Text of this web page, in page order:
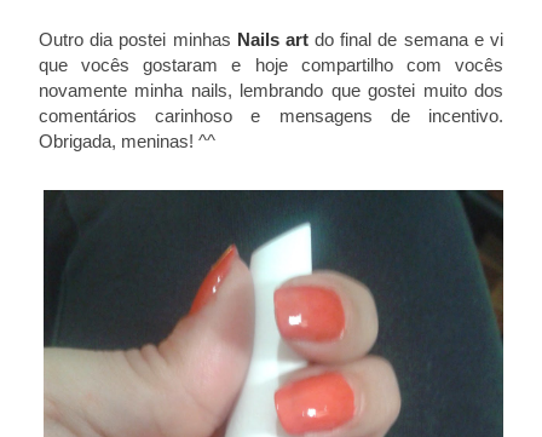
Outro dia postei minhas Nails art do final de semana e vi
que vocês gostaram e hoje compartilho com vocês
novamente minha nails, lembrando que gostei muito dos
comentários carinhoso e mensagens de incentivo.
Obrigada, meninas! ^^